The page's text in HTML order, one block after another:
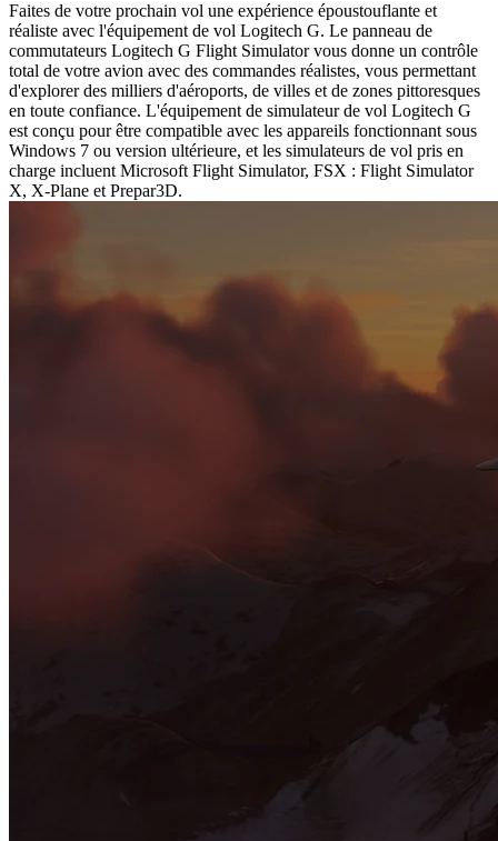
Faites de votre prochain vol une expérience époustouflante et
réaliste avec l'équipement de vol Logitech G. Le panneau de
commutateurs Logitech G Flight Simulator vous donne un contrôle
total de votre avion avec des commandes réalistes, vous permettant
d'explorer des milliers d'aéroports, de villes et de zones pittoresques
en toute confiance. L'équipement de simulateur de vol Logitech G
est conçu pour être compatible avec les appareils fonctionnant sous
Windows 7 ou version ultérieure, et les simulateurs de vol pris en
charge incluent Microsoft Flight Simulator, FSX : Flight Simulator
X, X-Plane et Prepar3D.